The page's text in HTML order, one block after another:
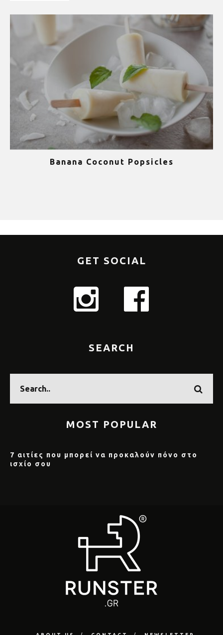
Banana Coconut Popsicles
GET SOCIAL
SEARCH
MOST POPULAR
7 αιτίες που μπορεί να προκαλούν πόνο στο
ισχίο σου